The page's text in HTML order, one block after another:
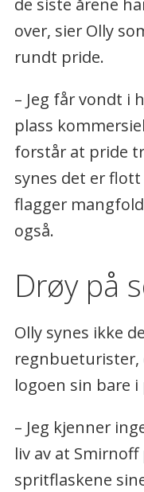
de siste årene
over, sier Olly
rundt pride.
– Jeg får vondt i
plass
forstår at pride
synes det er
flagger
også.
Drøy på
Olly synes ikke
regnbueturister,
logoen sin bare
– Jeg kjenner
liv av at
spritflaskene